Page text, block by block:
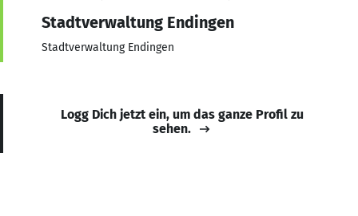
Stadtverwaltung Endingen
Stadtverwaltung Endingen
Logg Dich jetzt ein, um das ganze Profil zu
sehen.